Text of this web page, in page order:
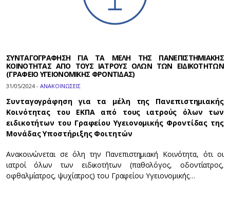
ΣΥΝΤΑΓΟΓΡΑΦΗΣΗ ΓΙΑ ΤΑ ΜΕΛΗ ΤΗΣ ΠΑΝΕΠΙΣΤΗΜΙΑΚΗΣ
ΚΟΙΝΟΤΗΤΑΣ ΑΠΟ ΤΟΥΣ ΙΑΤΡΟΥΣ ΟΛΩΝ ΤΩΝ ΕΙΔΙΚΟΤΗΤΩΝ
(ΓΡΑΦΕΙΟ ΥΓΕΙΟΝΟΜΙΚΗΣ ΦΡΟΝΤΙΔΑΣ)
31/05/2024 - ΑΝΑΚΟΙΝΩΣΕΙΣ
Συνταγογράφηση για τα μέλη της Πανεπιστημιακής
Κοινότητας του ΕΚΠΑ από τους ιατρούς όλων των
ειδικοτήτων του Γραφείου Υγειονομικής Φροντίδας της
Μονάδας Υποστήριξης Φοιτητών
Ανακοινώνεται σε όλη την Πανεπιστημιακή Κοινότητα, ότι οι
ιατροί όλων των ειδικοτήτων (παθολόγος, οδοντίατρος,
οφθαλμίατρος, ψυχίατρος) του Γραφείου Υγειονομικής…